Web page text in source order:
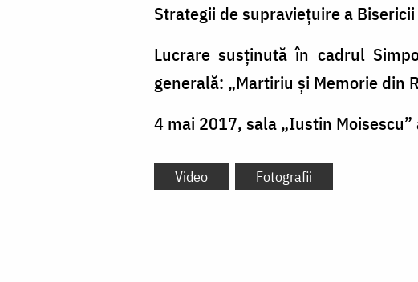
Strategii de supraviețuire a
Lucrare susținută în cadrul
generală: „Martiriu și Memorie din
4 mai 2017, sala „Iustin
Video Fotografii